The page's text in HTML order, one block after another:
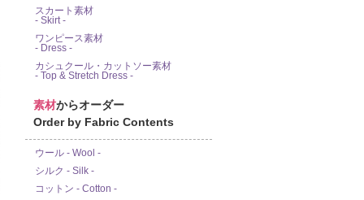
スカート素材
- Skirt -
ワンピース素材
- Dress -
カシュクール・カットソー素材
- Top & Stretch Dress -
素材からオーダー
Order by Fabric Contents
ウール - Wool -
シルク - Silk -
コットン - Cotton -